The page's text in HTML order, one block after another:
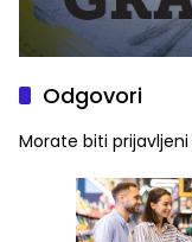
Odgovori
Morate biti prijavljeni